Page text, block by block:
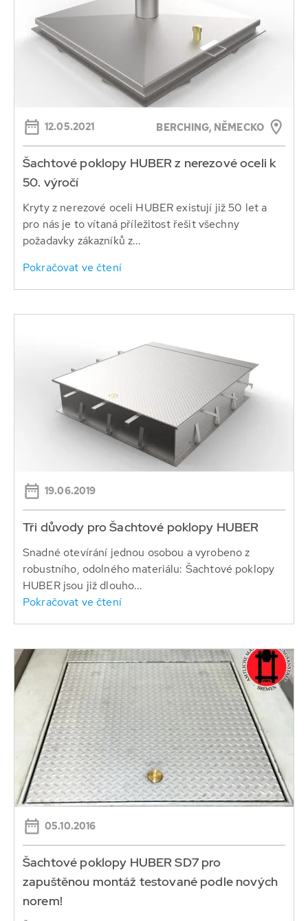
12.05.2021 BERCHING, NĚMECKO
Šachtové poklopy HUBER z nerezové oceli k
50. výročí
Kryty z nerezové oceli HUBER existují již 50 let a
pro nás je to vítaná příležitost řešit všechny
požadavky zákazníků z...
Pokračovat ve čtení
19.06.2019
Tři důvody pro Šachtové poklopy HUBER
Snadné otevírání jednou osobou a vyrobeno z
robustního, odolného materiálu: Šachtové poklopy
HUBER jsou již dlouho...
Pokračovat ve čtení
05.10.2016
Šachtové poklopy HUBER SD7 pro
zapuštěnou montáž testované podle nových
norem!